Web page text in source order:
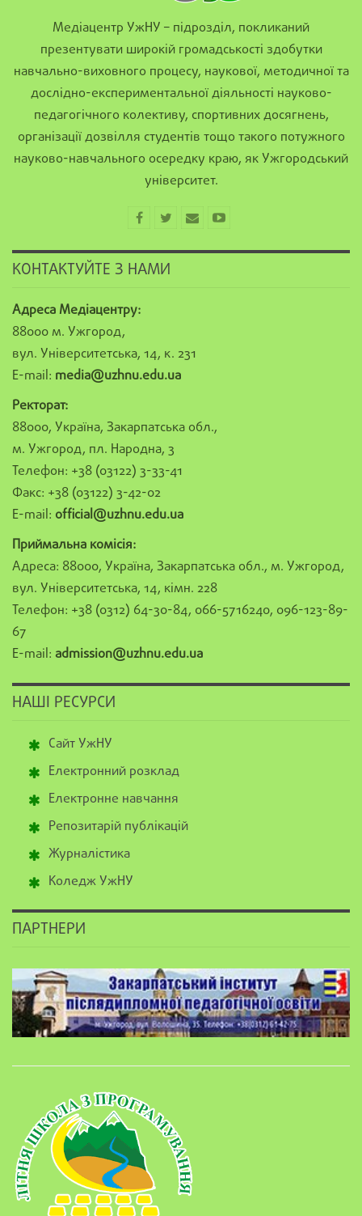
Медіацентр УжНУ – підрозділ, покликаний
презентувати широкій громадськості здобутки
навчально-виховного процесу, наукової, методичної та
дослідно-експериментальної діяльності науково-
педагогічного колективу, спортивних досягнень,
організації дозвілля студентів тощо такого потужного
науково-навчального осередку краю, як Ужгородський
університет.
КОНТАКТУЙТЕ З НАМИ
Адреса Медіацентру:
88000 м. Ужгород,
вул. Університетська, 14, к. 231
E-mail: media@uzhnu.edu.ua
Ректорат:
88000, Україна, Закарпатська обл.,
м. Ужгород, пл. Народна, 3
Телефон: +38 (03122) 3-33-41
Факс: +38 (03122) 3-42-02
E-mail: official@uzhnu.edu.ua
Приймальна комісія:
Адреса: 88000, Україна, Закарпатська обл., м. Ужгород,
вул. Університетська, 14, кімн. 228
Телефон: +38 (0312) 64-30-84, 066-5716240, 096-123-89-
67
E-mail: admission@uzhnu.edu.ua
НАШІ РЕСУРСИ
Сайт УжНУ
Електронний розклад
Електронне навчання
Репозитарій публікацій
Журналістика
Коледж УжНУ
ПАРТНЕРИ